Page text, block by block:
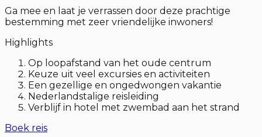
Ga mee en laat je verrassen door deze prachtige
bestemming met zeer vriendelijke inwoners!
Highlights
Op loopafstand van het oude centrum
Keuze uit veel excursies en activiteiten
Een gezellige en ongedwongen vakantie
Nederlandstalige reisleiding
Verblijf in hotel met zwembad aan het strand
Boek reis